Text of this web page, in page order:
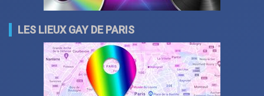
LES LIEUX GAY DE PARIS